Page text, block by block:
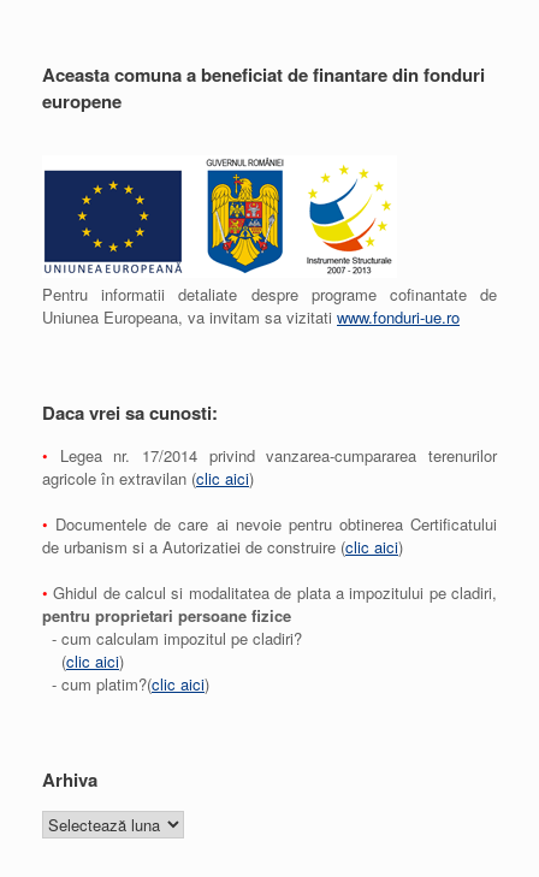
Aceasta comuna a beneficiat de finantare din fonduri
europene
Pentru informatii detaliate despre programe cofinantate de
Uniunea Europeana, va invitam sa vizitati www.fonduri-ue.ro
Daca vrei sa cunosti:
• Legea nr. 17/2014 privind vanzarea-cumpararea terenurilor
agricole în extravilan (clic aici)
• Documentele de care ai nevoie pentru obtinerea Certificatului
de urbanism si a Autorizatiei de construire (clic aici)
• Ghidul de calcul si modalitatea de plata a impozitului pe cladiri,
pentru proprietari persoane fizice
- cum calculam impozitul pe cladiri?
(clic aici)
- cum platim?(clic aici)
Arhiva